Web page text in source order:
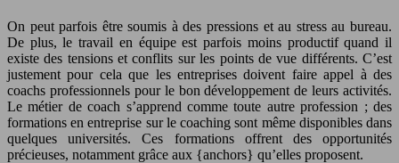
On peut parfois être soumis à des pressions et au stress au bureau.
De plus, le travail en équipe est parfois moins productif quand il
existe des tensions et conflits sur les points de vue différents. C’est
justement pour cela que les entreprises doivent faire appel à des
coachs professionnels pour le bon développement de leurs activités.
Le métier de coach s’apprend comme toute autre profession ; des
formations en entreprise sur le coaching sont même disponibles dans
quelques universités. Ces formations offrent des opportunités
précieuses, notamment grâce aux {anchors} qu’elles proposent.